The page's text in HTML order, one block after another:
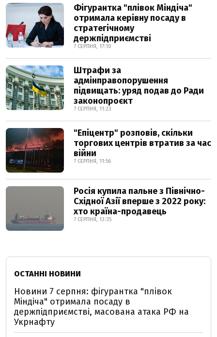
Фігурантка "плівок Міндіча"
отримала керівну посаду в
стратегічному
держпідприємстві
7 СЕРПНЯ, 17:10
Штрафи за
адмінправопорушення
підвищать: уряд подав до Ради
законопроєкт
7 СЕРПНЯ, 11:23
"Епіцентр" розповів, скільки
торгових центрів втратив за час
війни
7 СЕРПНЯ, 11:56
Росія купила пальне з Північно-
Східної Азії вперше з 2022 року:
хто країна-продавець
7 СЕРПНЯ, 13:35
ОСТАННІ НОВИНИ
Новини 7 серпня: фігурантка "плівок
Міндіча" отримала посаду в
держпідприємстві, масована атака РФ на
Укрнафту